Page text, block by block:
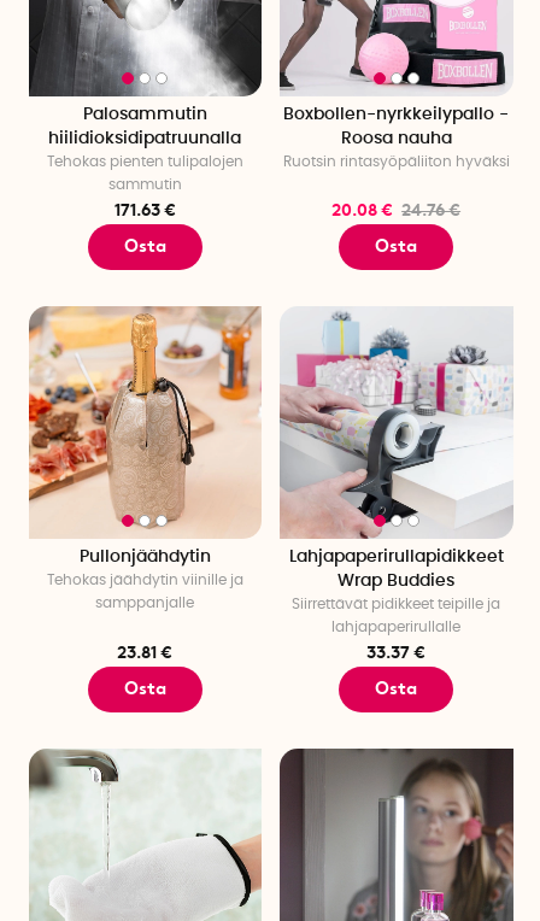
Palosammutin
hiilidioksidipatruunalla
Tehokas pienten tulipalojen
sammutin
171.63 €
Osta
Boxbollen-nyrkkeilypallo -
Roosa nauha
Ruotsin rintasyöpäliiton hyväksi
20.08 € 24.76 €
Osta
Pullonjäähdytin
Tehokas jäähdytin viinille ja
samppanjalle
23.81 €
Osta
Lahjapaperirullapidikkeet
Wrap Buddies
Siirrettävät pidikkeet teipille ja
lahjapaperirullalle
33.37 €
Osta